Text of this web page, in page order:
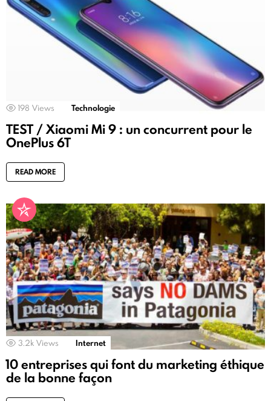
198 Views Technologie
TEST / Xiaomi Mi 9 : un concurrent pour le
OnePlus 6T
READ MORE
3.2k Views Internet
10 entreprises qui font du marketing éthique
de la bonne façon